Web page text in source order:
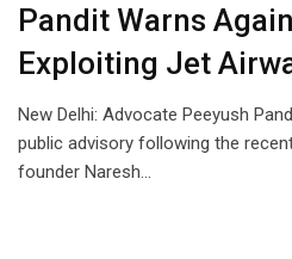
Pandit Warns
Exploiting Jet
New Delhi: Advocate Peeyush
public advisory following the
founder Naresh…